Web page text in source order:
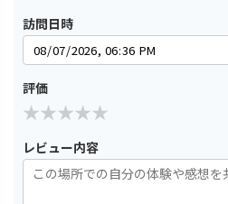
訪問日時
評価
レビュー内容